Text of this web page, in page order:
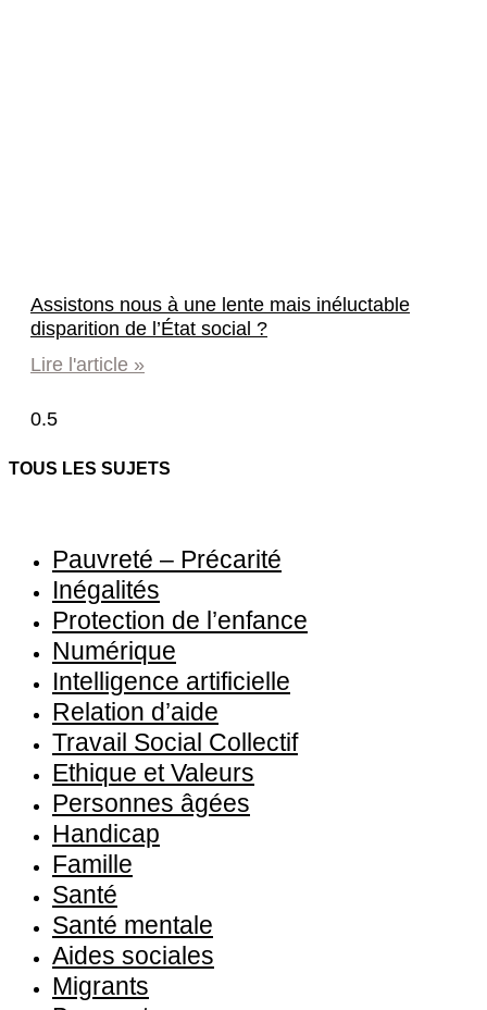
Assistons nous à une lente mais inéluctable
disparition de l’État social ?
Lire l'article »
TOUS LES SUJETS
Pauvreté – Précarité
Inégalités
Protection de l’enfance
Numérique
Intelligence artificielle
Relation d’aide
Travail Social Collectif
Ethique et Valeurs
Personnes âgées
Handicap
Famille
Santé
Santé mentale
Aides sociales
Migrants